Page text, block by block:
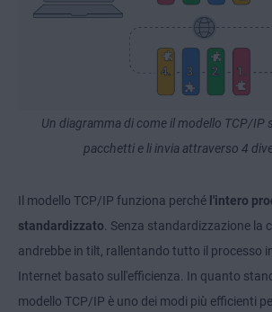
Un diagramma di come il modello TCP/IP
pacchetti e li invia attraverso 4
Il modello TCP/IP funziona perché l'intero
standardizzato. Senza standardizzazione la
andrebbe in tilt, rallentando tutto il processo
Internet basato sull'efficienza. In quanto
modello TCP/IP è uno dei modi più efficienti